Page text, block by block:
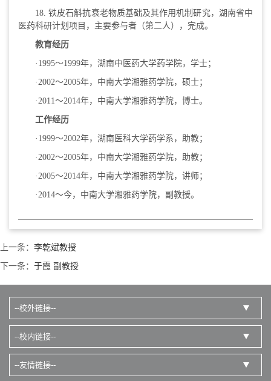
18. 铁皮石斛抗衰老物质基础及其作用机制研究，湖南省中
医药科研计划项目，主要参与者（第二人），完成。
教育经历
·1995～1999年，湖南中医药大学药学院，学士；
·2002～2005年，中南大学湘雅药学院，硕士；
·2011～2014年，中南大学湘雅药学院，博士。
工作经历
·1999～2002年，湖南医科大学药学系，助教；
·2002～2005年，中南大学湘雅药学院，助教；
·2005～2014年，中南大学湘雅药学院，讲师；
·2014～今，中南大学湘雅药学院，副教授。
上一条： 李乾斌教授
下一条： 于霞 副教授